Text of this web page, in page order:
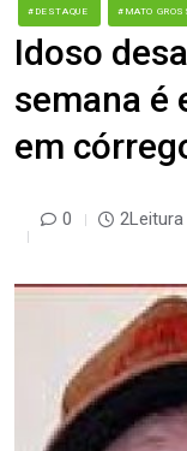
#DESTAQUE #MATO
Idoso
semana é
em
0 2Leitura